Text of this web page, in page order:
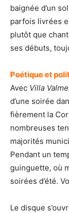
baignée d’un
parfois livrées
plutôt que
ses débuts,
Poétique et
Avec Villa
d’une soirée
fièrement la
nombreuses
majorités
Pendant un
guinguette, où
soirées d’été.
Le disque